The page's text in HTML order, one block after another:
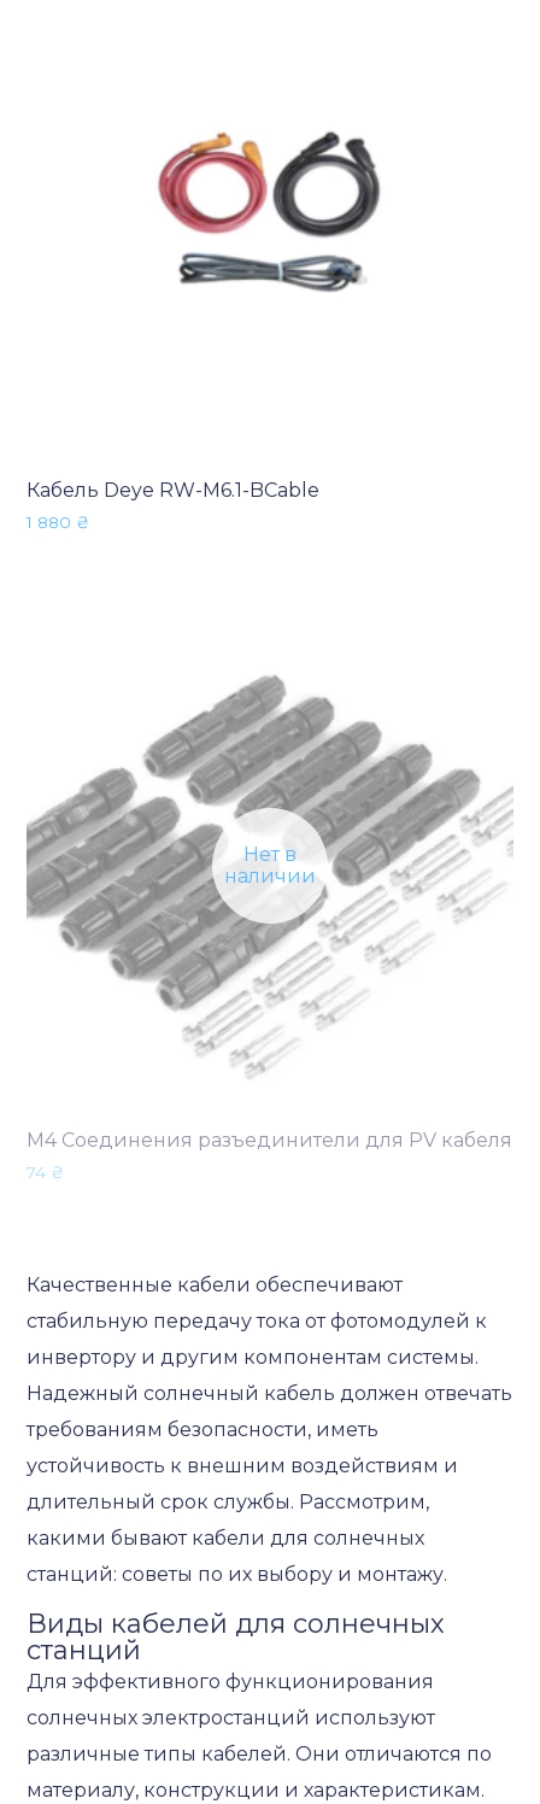
Кабель Deye RW-M6.1-BCable
1 880 ₴
Нет в
наличии
М4 Соединения разъединители для PV кабеля
74 ₴
Качественные кабели обеспечивают
стабильную передачу тока от фотомодулей к
инвертору и другим компонентам системы.
Надежный солнечный кабель должен отвечать
требованиям безопасности, иметь
устойчивость к внешним воздействиям и
длительный срок службы. Рассмотрим,
какими бывают кабели для солнечных
станций: советы по их выбору и монтажу.
Виды кабелей для солнечных
станций
Для эффективного функционирования
солнечных электростанций используют
различные типы кабелей. Они отличаются по
материалу, конструкции и характеристикам.